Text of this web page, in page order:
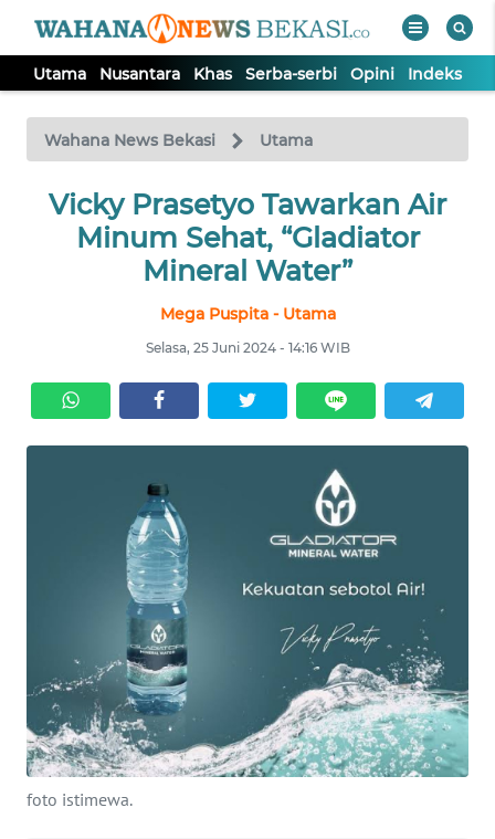
Utama Nusantara Khas Serba-serbi Opini Indeks
Wahana News Bekasi Utama
Vicky Prasetyo Tawarkan Air
Minum Sehat, “Gladiator
Mineral Water”
Mega Puspita - Utama
Selasa, 25 Juni 2024 - 14:16 WIB
foto istimewa.
TV
Tutup
UTAMA
SERBA-
SERBI
KONTAK
KAMI
INFO
IKLAN